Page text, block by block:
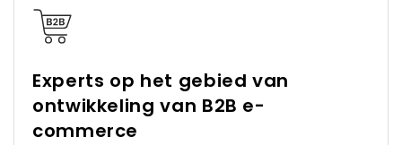
Experts op het gebied van
ontwikkeling van B2B e-
commerce